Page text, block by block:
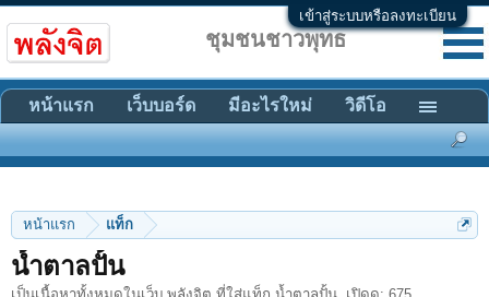
เข้าสู่ระบบหรือลงทะเบียน
หน้าแรก แท็ก
น้ำตาลปั้น
ชุมชนชาวพุทธ
หน้าแรก เว็บบอร์ด มีอะไรใหม่ วิดีโอ